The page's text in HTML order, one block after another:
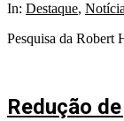
In: Destaque,
Pesquisa da Robert
Redução